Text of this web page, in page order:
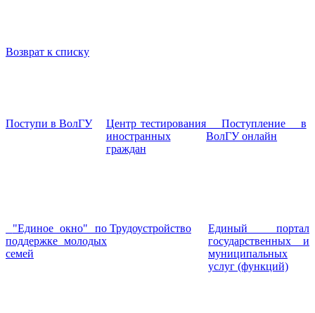
Возврат к списку
Поступи в ВолГУ
Центр тестирования
иностранных
граждан
Поступление в
ВолГУ онлайн
"Единое окно" по
поддержке молодых
семей
Трудоустройство
Единый портал
государственных и
муниципальных
услуг (функций)